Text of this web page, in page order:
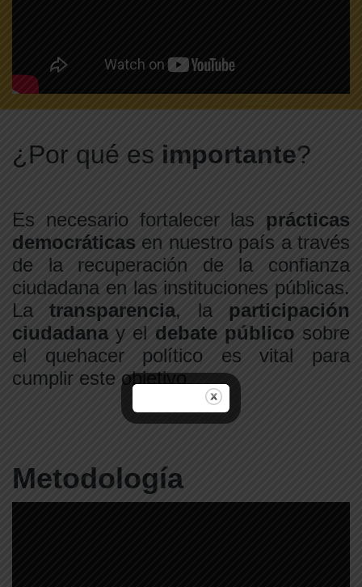
¿Por qué es importante?
Es necesario fortalecer las prácticas
democráticas en nuestro país a través
de la recuperación de la confianza
ciudadana en las instituciones públicas.
Latransparencia, la participación
ciudadanay el debate público sobre
el quehacer político es vital para
cumplir este objetivo
Metodología